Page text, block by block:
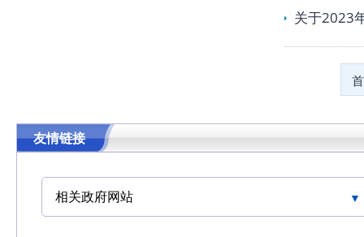
关于2023
友情链接
相关政府网站